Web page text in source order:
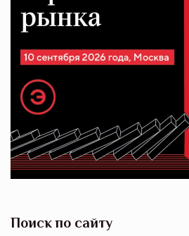
Поиск по сайту